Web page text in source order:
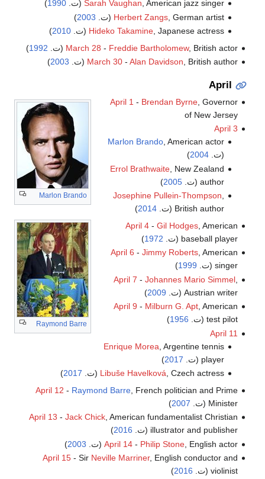
Sarah Vaughan , American jazz singer (ت. 1990
)
Herbert Zangs , German artist (ت. 2003
)
Hideko Takamine , Japanese actress (ت. 2010
)
March 28 - Freddie Bartholomew, British actor (ت. 1992
)
March 30- Alan Davidson, British author (ت. 2003
)
April
Marlon Brando
Raymond Barre
April 1 - Brendan Byrne, Governor
of New Jersey
April 3
Marlon Brando, American actor
(ت. 2004
)
Errol Brathwaite , New Zealand
author (ت.
2005
)
Josephine Pullein-Thompson
British author (ت.
2014
)
April 4- Gil Hodges, American
baseball player (ت.
1972
)
April 6 - Jimmy Roberts, American
singer (ت.
1999
)
April 7 - Johannes Mario Simmel,
Austrian writer (ت.
2009
)
April 9 - Milburn G. Apt, American
test pilot (ت.
1956
)
April 11
Enrique Morea , Argentine tennis
player (ت.
2017
)
Libuše Havelková , Czech actress (ت. 2017
)
April 12 - Raymond Barre, French politician and Prime
Minister (ت.
2007
)
April 13 - Jack Chick, American fundamentalist Christian
illustrator and publisher (ت.
2016
)
April 14- Philip Stone, English actor (ت. 2003
)
April 15- Sir Neville Marriner, English conductor and
violinist (ت.
2016
)